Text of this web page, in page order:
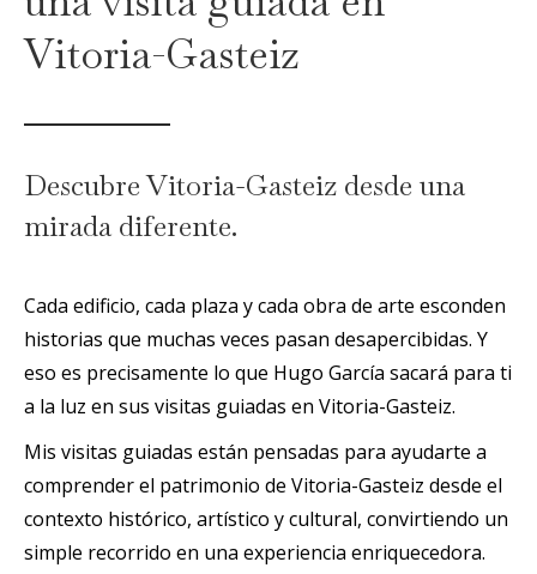
Vitoria-Gasteiz
Descubre Vitoria-Gasteiz desde una
mirada diferente.
Cada edificio, cada plaza y cada obra de arte esconden
historias que muchas veces pasan desapercibidas. Y
eso es precisamente lo que Hugo García sacará para ti
a la luz en sus visitas guiadas en Vitoria-Gasteiz.
Mis visitas guiadas están pensadas para ayudarte a
comprender el patrimonio de Vitoria-Gasteiz desde el
contexto histórico, artístico y cultural, convirtiendo un
simple recorrido en una experiencia enriquecedora.